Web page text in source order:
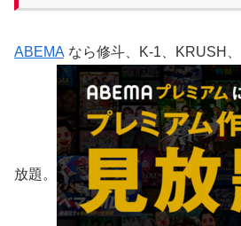
ABEMA なら修斗、K-1、KRUSH
放題。